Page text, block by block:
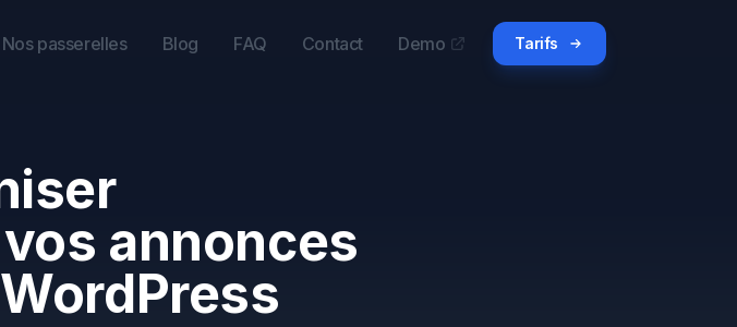
Nos passerelles Blog FAQ Contact Demo
Tarifs
annonces